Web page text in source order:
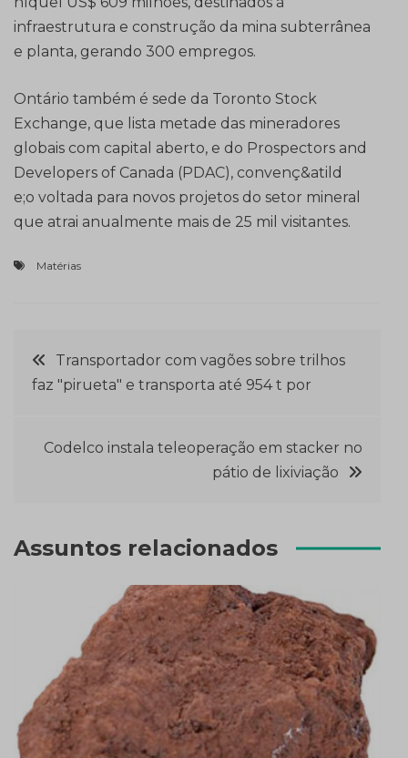
infraestrutura e construção da mina subterrânea
e planta, gerando 300 empregos.
Ontário também é sede da Toronto Stock
Exchange, que lista metade das mineradores
globais com capital aberto, e do Prospectors and
Developers of Canada (PDAC), convenç&atild
e;o voltada para novos projetos do setor mineral
que atrai anualmente mais de 25 mil visitantes.
Matérias
Navegação
Post
Transportador com vagões sobre trilhos
faz "pirueta" e transporta até 954 t por
Codelco instala teleoperação em stacker no
pátio de lixiviação
Assuntos relacionados